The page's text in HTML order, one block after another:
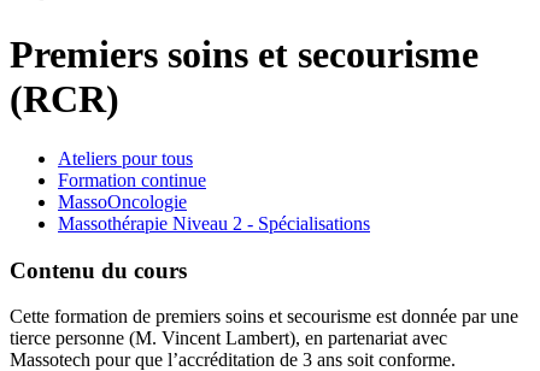
Premiers soins et secourisme
(RCR)
Ateliers pour tous
Formation continue
MassoOncologie
Massothérapie Niveau 2 - Spécialisations
Contenu du cours
Cette formation de premiers soins et secourisme est donnée par une
tierce personne (M. Vincent Lambert), en partenariat avec
Massotech pour que l’accréditation de 3 ans soit conforme.